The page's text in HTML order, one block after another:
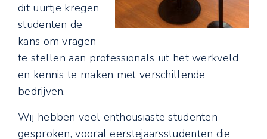
dit uurtje kregen
studenten de
kans om vragen
te stellen aan professionals uit het werkveld
en kennis te maken met verschillende
bedrijven.
Wij hebben veel enthousiaste studenten
gesproken, vooral eerstejaarsstudenten die